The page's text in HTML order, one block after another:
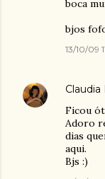
boca
bjos
13/10/09
Claudia
Ficou
Adoro
dias
aqui.
Bjs :)